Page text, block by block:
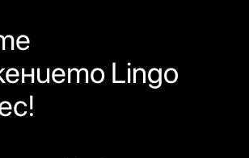
Lingo